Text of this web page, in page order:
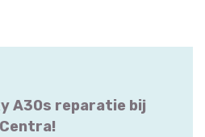
A30s reparatie bij